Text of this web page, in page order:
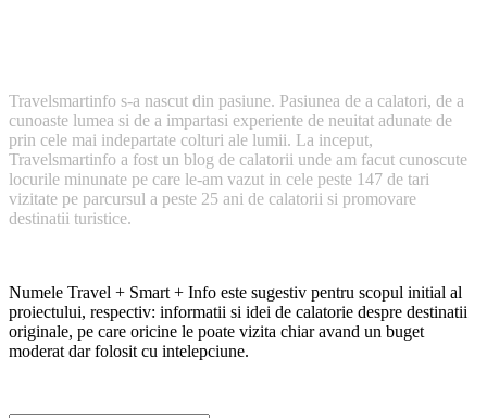
Travelsmartinfo s-a nascut din pasiune. Pasiunea de a calatori, de a
cunoaste lumea si de a impartasi experiente de neuitat adunate de
prin cele mai indepartate colturi ale lumii. La inceput,
Travelsmartinfo a fost un blog de calatorii unde am facut cunoscute
locurile minunate pe care le-am vazut in cele peste 147 de tari
vizitate pe parcursul a peste 25 ani de calatorii si promovare
destinatii turistice.
Numele Travel + Smart + Info este sugestiv pentru scopul initial al
proiectului, respectiv: informatii si idei de calatorie despre destinatii
originale, pe care oricine le poate vizita chiar avand un buget
moderat dar folosit cu intelepciune.